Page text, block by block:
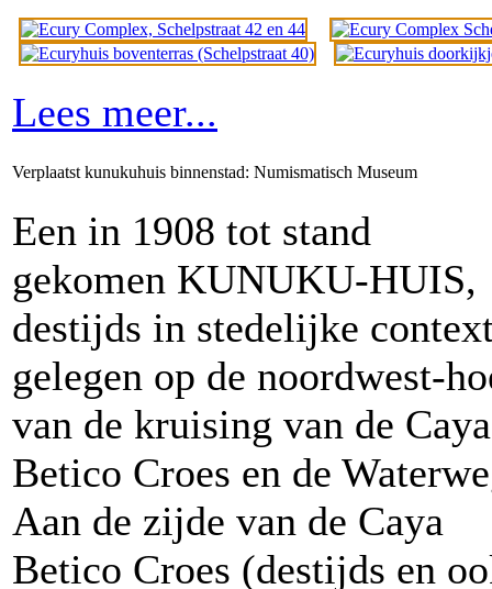
Lees meer...
Verplaatst kunukuhuis binnenstad: Numismatisch Museum
Een in 1908 tot stand
gekomen KUNUKU-HUIS,
destijds in stedelijke
gelegen op de noordwest-
van de kruising van de Caya
Betico Croes en de
Aan de zijde van de Caya
Betico Croes (destijds en